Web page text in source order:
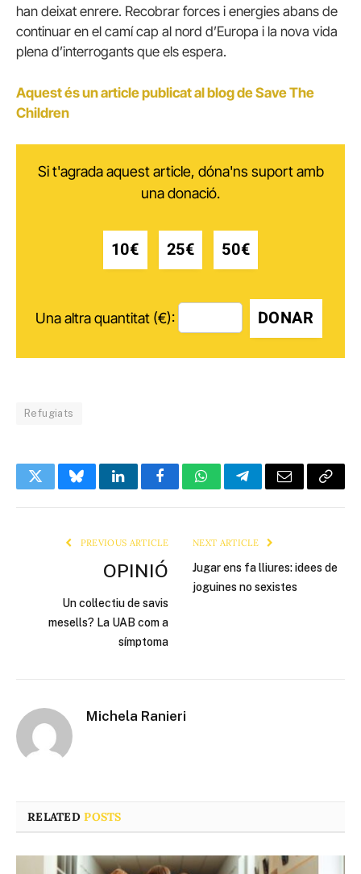
han deixat enrere. Recobrar forces i energies abans de
continuar en el camí cap al nord d’Europa i la nova vida
plena d’interrogants que els espera.
Aquest és un article publicat al blog de Save The
Children
Si t'agrada aquest article, dóna'ns suport amb
una donació.
10€ 25€ 50€
Una altra quantitat (€): DONAR
Refugiats
TwitterBlueskyLinkedInFacebookWhatsAppTelegramEmail Copy
PREVIOUS ARTICLE
OPINIÓ
Un col·lectiu de savis
mesells? La UAB com a
símptoma
NEXT ARTICLE
Jugar ens fa lliures: idees de
joguines no sexistes
Michela Ranieri
RELATEDPOSTS